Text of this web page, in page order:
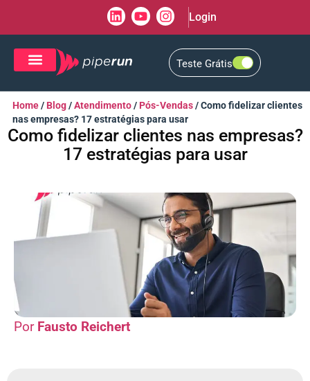
Login
Teste Grátis
Home/ Blog/Atendimento/ Pós-Vendas/Como fidelizar clientes
nas empresas? 17 estratégias para usar
Como fidelizar clientes nas empresas?
17 estratégias para usar
Fausto Reichert